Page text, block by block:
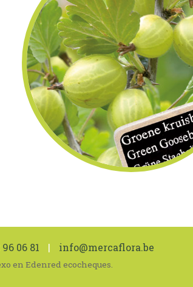
06 81 | info@mercaflora.be
en Edenred ecocheques.